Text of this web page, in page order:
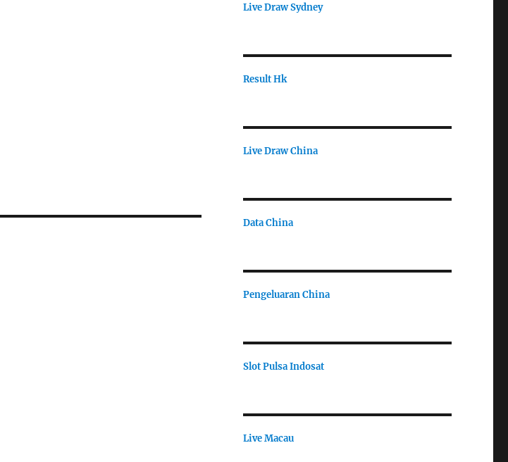
Live Draw Sydney
Result Hk
Live Draw China
Data China
Pengeluaran China
Slot Pulsa Indosat
Live Macau